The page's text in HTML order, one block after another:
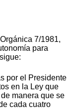
7/1981,
para
por el Presidente
en la Ley que
manera que se
cada cuatro